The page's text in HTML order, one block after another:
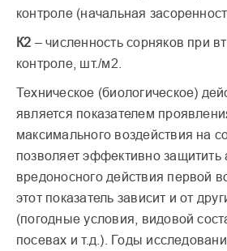
контроле (начальная
К2 – численность сорняков при
контроле, шт./м2.
Техническое (биологическое)
является показателем
максимального воздействия на
позволяет эффективно защитить
вредоносного действия первой
этот показатель зависит и от
(погодные условия, видовой
посевах и т.д.). Годы